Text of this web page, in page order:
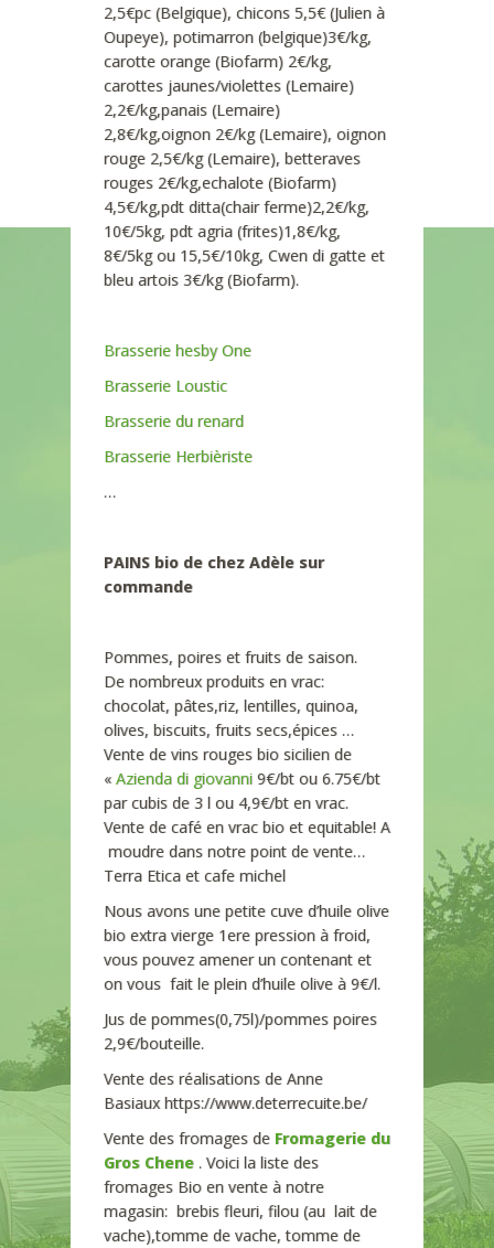
2,5€pc (Belgique), chicons 5,5€ (Julien à
Oupeye), potimarron (belgique)3€/kg,
carotte orange (Biofarm) 2€/kg,
carottes jaunes/violettes (Lemaire)
2,2€/kg,panais (Lemaire)
2,8€/kg,oignon 2€/kg (Lemaire), oignon
rouge 2,5€/kg (Lemaire), betteraves
rouges 2€/kg,echalote (Biofarm)
4,5€/kg,pdt ditta(chair ferme)2,2€/kg,
10€/5kg, pdt agria (frites)1,8€/kg,
8€/5kg ou 15,5€/10kg, Cwen di gatte et
bleu artois 3€/kg (Biofarm).
Brasserie hesby One
Brasserie Loustic
Brasserie du renard
Brasserie Herbièriste
…
PAINS bio de chez Adèle sur
commande
Pommes, poires et fruits de saison.
De nombreux produits en vrac:
chocolat, pâtes,riz, lentilles, quinoa,
olives, biscuits, fruits secs,épices …
Vente de vins rouges bio sicilien de
«Azienda di giovanni 9€/bt ou 6.75€/bt
par cubis de 3 l ou 4,9€/bt en vrac.
Vente de café en vrac bio et equitable! A
moudre dans notre point de vente…
Terra Etica et cafe michel
Nous avons une petite cuve d’huile olive
bio extra vierge 1ere pression à froid,
vous pouvez amener un contenant et
on vous fait le plein d’huile olive à 9€/l.
Jus de pommes(0,75l)/pommes poires
2,9€/bouteille.
Vente des réalisations de Anne
Basiaux https://www.deterrecuite.be/
Vente des fromages de Fromagerie du
Gros Chene . Voici la liste des
fromages Bio en vente à notre
magasin: brebis fleuri, filou (au lait de
vache),tomme de vache, tomme de